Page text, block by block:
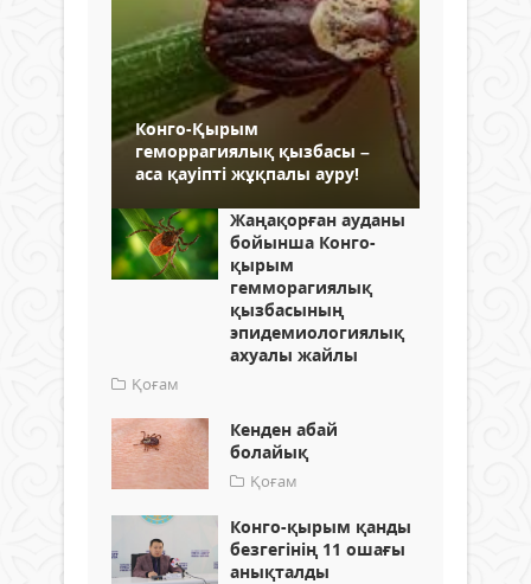
Конго-Қырым
геморрагиялық қызбасы –
аса қауіпті жұқпалы ауру!
Жаңақорған ауданы
бойынша Конго-
қырым
гемморагиялық
қызбасының
эпидемиологиялық
ахуалы жайлы
Қоғам
Кенден абай
болайық
Қоғам
Конго-қырым қанды
безгегінің 11 ошағы
анықталды